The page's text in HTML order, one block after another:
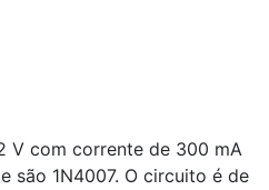
V com corrente de 300 mA
são 1N4007. O circuito é de